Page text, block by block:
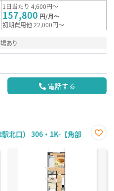
1日当たり 4,600円～
157,800 円/月～
初期費用他 22,000円～
あり
電話する
北口） 306・1K-【角部
に入